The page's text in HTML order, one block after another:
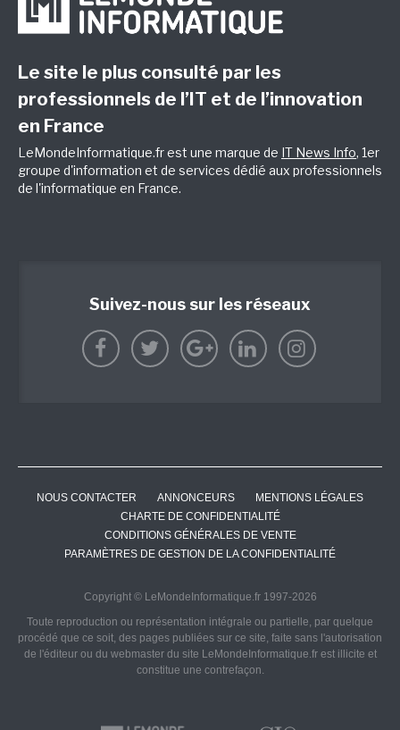
Le site le plus consulté par les
professionnels de l’IT et de l’innovation
en France
LeMondeInformatique.fr est une marque de IT News Info, 1er
groupe d'information et de services dédié aux professionnels
de l'informatique en France.
Suivez-nous sur les réseaux
NOUS CONTACTER ANNONCEURS
MENTIONS LÉGALES
CHARTE DE CONFIDENTIALITÉ
CONDITIONS GÉNÉRALES DE VENTE
PARAMÈTRES DE GESTION DE LA CONFIDENTIALITÉ
Copyright © LeMondeInformatique.fr 1997-2026
Toute reproduction ou représentation intégrale ou partielle, par quelque
procédé que ce soit, des pages publiées sur ce site, faite sans l'autorisation
de l'éditeur ou du webmaster du site LeMondeInformatique.fr est illicite et
constitue une contrefaçon.